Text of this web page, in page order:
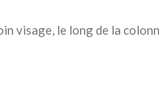
visage, le long de la